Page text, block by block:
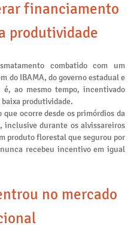
financiamento
produtividade
combatido com um
do IBAMA, do governo estadual e
ao mesmo tempo, incentivado
produtividade.
ocorre desde os primórdios da
inclusive durante os alvissareiros
produto florestal que segurou por
recebeu incentivo em igual
no mercado